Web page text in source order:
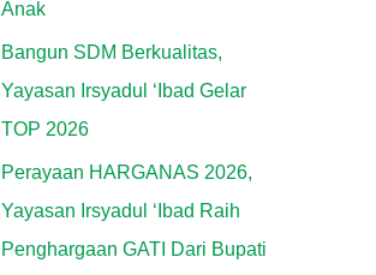
Anak
Bangun SDM Berkualitas,
Yayasan Irsyadul ‘Ibad Gelar
TOP 2026
Perayaan HARGANAS 2026,
Yayasan Irsyadul ‘Ibad Raih
Penghargaan GATI Dari Bupati